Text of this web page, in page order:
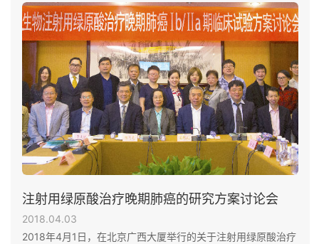
注射用绿原酸治疗晚期肺癌的研究方案讨论会
2018.04.03
2018年4月1日，在北京广西大厦举行的关于注射用绿原酸治疗